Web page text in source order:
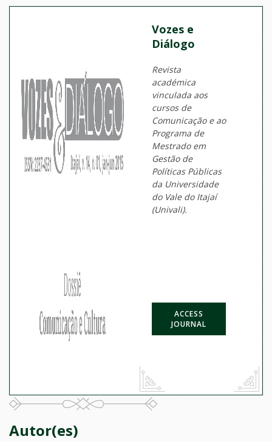
Vozes e
Diálogo
Revista
académica
vinculada aos
cursos de
Comunicação e ao
Programa de
Mestrado em
Gestão de
Políticas Públicas
da Universidade
do Vale do Itajaí
(Univali).
ACCESS
JOURNAL
Autor(es)